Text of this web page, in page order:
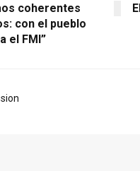
coherentes
con el pueblo
el FMI”